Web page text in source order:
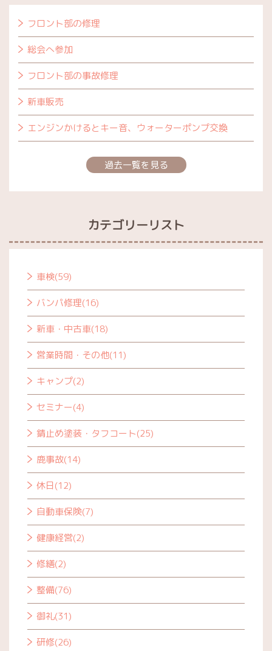
フロント部の修理
総会へ参加
フロント部の事故修理
新車販売
エンジンかけるとキー音、ウォーターポンプ交換
過去一覧を見る
カテゴリーリスト
車検(59)
バンパ修理(16)
新車・中古車(18)
営業時間・その他(11)
キャンプ(2)
セミナー(4)
錆止め塗装・タフコート(25)
鹿事故(14)
休日(12)
自動車保険(7)
健康経営(2)
修繕(2)
整備(76)
御礼(31)
研修(26)